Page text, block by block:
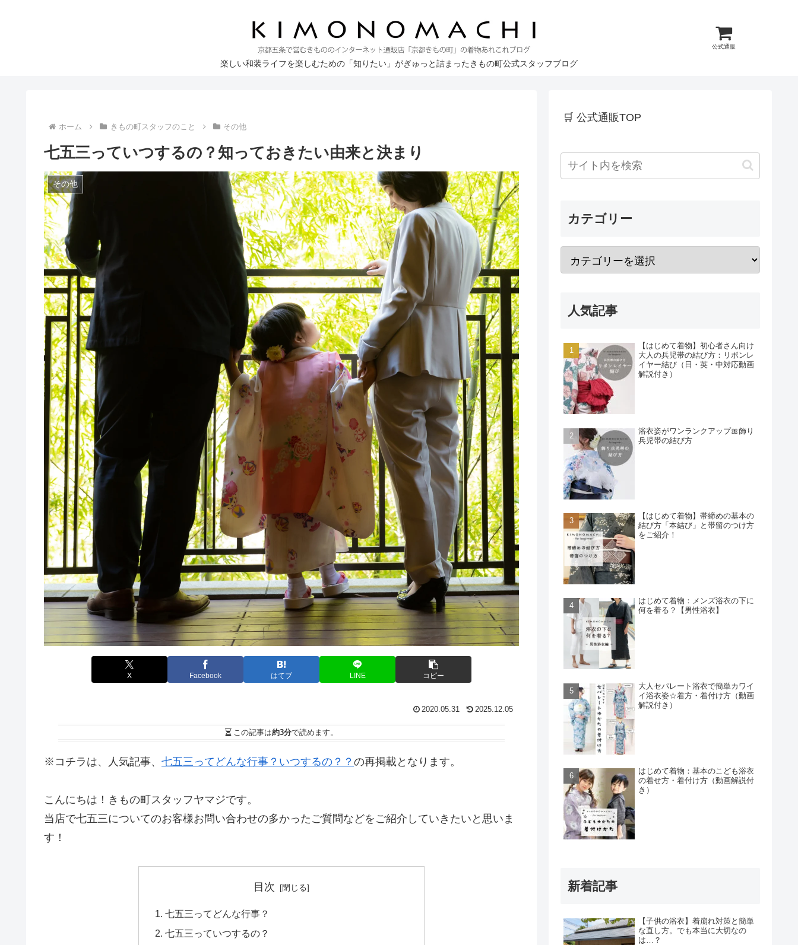
公式通販
楽しい和装ライフを楽しむための「知りたい」がぎゅっと詰まったきもの町公式スタッフブログ
ホーム きもの町スタッフのこと その他
七五三っていつするの？知っておきたい由来と決まり
その他
X Facebook はてブ LINE コピー
2020.05.31 2025.12.05
この記事は約3分で読めます。
※コチラは、人気記事、 七五三ってどんな行事？いつするの？？ の再掲載となります。
こんにちは！きもの町スタッフヤマジです。
当店で七五三についてのお客様お問い合わせの多かったご質問などをご紹介していきたいと思いま
す！
目次
七五三ってどんな行事？
七五三っていつするの？
🛒 公式通販TOP
カテゴリー
人気記事
【はじめて着物】初心者さん向け
大人の兵児帯の結び方：リボンレ
イヤー結び（日・英・中対応動画
解説付き）
浴衣姿がワンランクアップ🎀飾り
兵児帯の結び方
【はじめて着物】帯締めの基本の
結び方「本結び」と帯留のつけ方
をご紹介！
はじめて着物：メンズ浴衣の下に
何を着る？【男性浴衣】
大人セパレート浴衣で簡単カワイ
イ浴衣姿☆着方・着付け方（動画
解説付き）
はじめて着物：基本のこども浴衣
の着せ方・着付け方（動画解説付
き）
新着記事
【子供の浴衣】着崩れ対策と簡単
な直し方。でも本当に大切なの
は…？